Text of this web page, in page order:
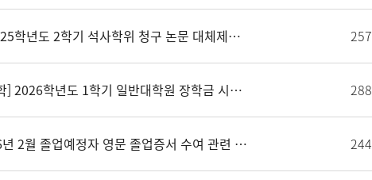
[대학원] 2025학년도 2학기 석사학위 청구 논문 대체제도 트랙 신청 의사 조사 및 결과 제출 안내 257
[대학원/장학] 2026학년도 1학기 일반대학원 장학금 시행 안내 288
[학부] 2026년 2월 졸업예정자 영문 졸업증서 수여 관련 영문성명 확인 및 변경 안내 244